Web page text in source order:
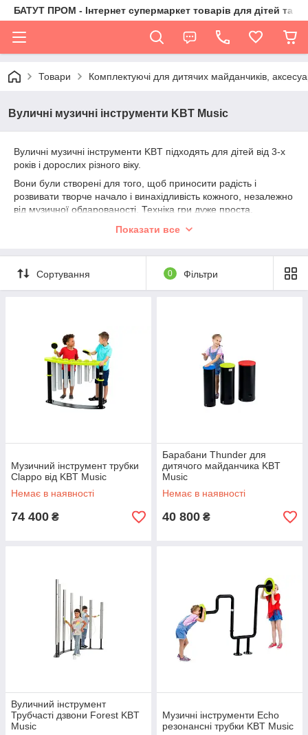
БАТУТ ПРОМ - Інтернет супермаркет товарів для дітей та їх
Товари Комплектуючі для дитячих майданчиків,
Вуличні музичні інструменти KBT Music
Вуличні музичні інструменти KBT підходять для дітей від 3-х
років і дорослих різного віку.
Вони були створені для того, щоб приносити радість і
розвивати творче начало і винахідливість кожного, незалежно
від музичної обдарованості. Техніка гри дуже проста,
експериментам. Кілька інструментів можна об'єднати в
МІСЦЯ, ЯКІ ВІДМІННО ПІДІЙДУТЬ ДЛЯ УСТАНОВКИ
ВУЛИЧНИХ МУЗИЧНИХ ІНСТРУМЕНТІВ:
- ПРИСАДИБНІ ДІЛЯНКИ
- ДИТЯЧІ САДИ І ДОШКІЛЬНІ УСТАНОВИ
- МІСЬКІ ПАРКИ
- ДИТЯЧІ ІГРОВІ МАЙДАНЧИКИ
Показати все
Сортування 0 Фільтри
Музичний інструмент трубки
Clappo від KBT Music
Немає в наявності
74 400 ₴
Барабани Thunder для
дитячого майданчика KBT
Music
Немає в наявності
40 800 ₴
Вуличний інструмент
Трубчасті дзвони Forest KBT
Music
Музичні інструменти Echo
резонансні трубки KBT Music